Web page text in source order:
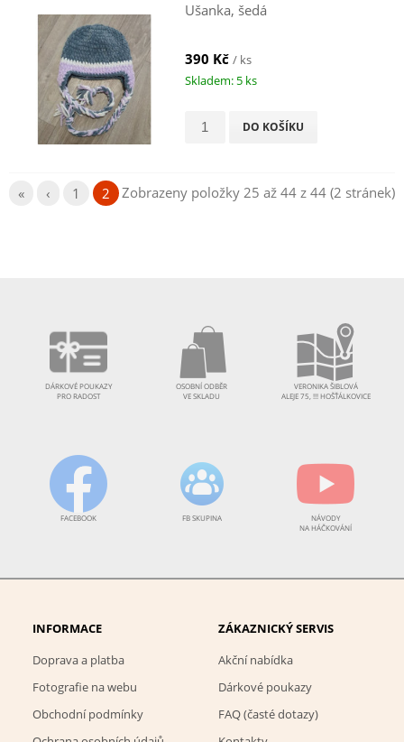
Ušanka, šedá
390 Kč / ks
Skladem: 5 ks
DO KOŠÍKU
« ‹ 1 2 Zobrazeny položky 25 až 44 z 44 (2 stránek)
DÁRKOVÉ POUKAZY
PRO RADOST
OSOBNÍ ODBĚR
VE SKLADU
VERONIKA ŠIBLOVÁ
ALEJE 75, !!! HOŠŤÁLKOVICE
FACEBOOK FB SKUPINA
NÁVODY
NA HÁČKOVÁNÍ
INFORMACE
Doprava a platba
Fotografie na webu
Obchodní podmínky
ZÁKAZNICKÝ SERVIS
Akční nabídka
Dárkové poukazy
FAQ (časté dotazy)